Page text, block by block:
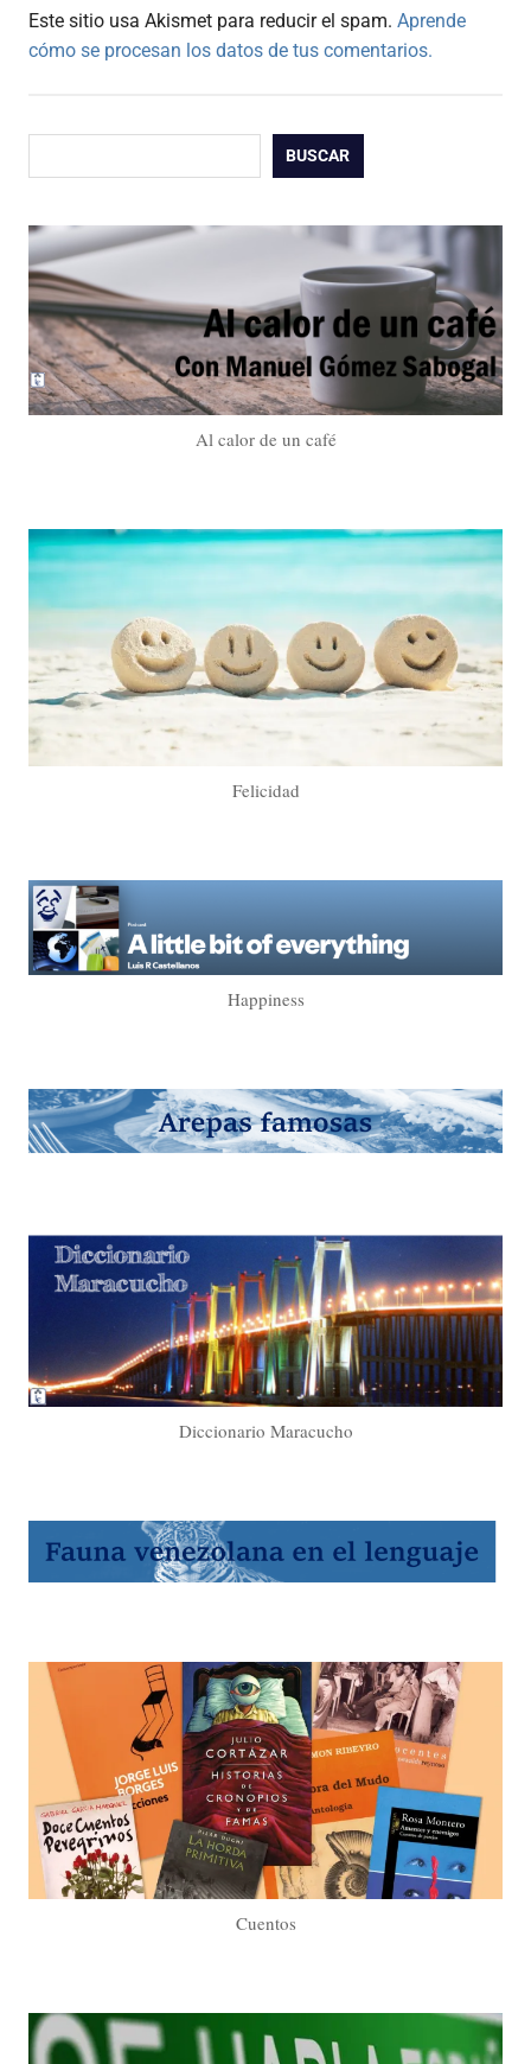
Este sitio usa Akismet para reducir el spam. Aprende
cómo se procesan los datos de tus comentarios.
BUSCAR
Al calor de un café
Felicidad
Happiness
Diccionario Maracucho
Cuentos